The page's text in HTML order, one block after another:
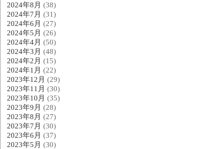
2024年8月 (38)
2024年7月 (31)
2024年6月 (27)
2024年5月 (26)
2024年4月 (50)
2024年3月 (48)
2024年2月 (15)
2024年1月 (22)
2023年12月 (29)
2023年11月 (30)
2023年10月 (35)
2023年9月 (28)
2023年8月 (27)
2023年7月 (30)
2023年6月 (37)
2023年5月 (30)